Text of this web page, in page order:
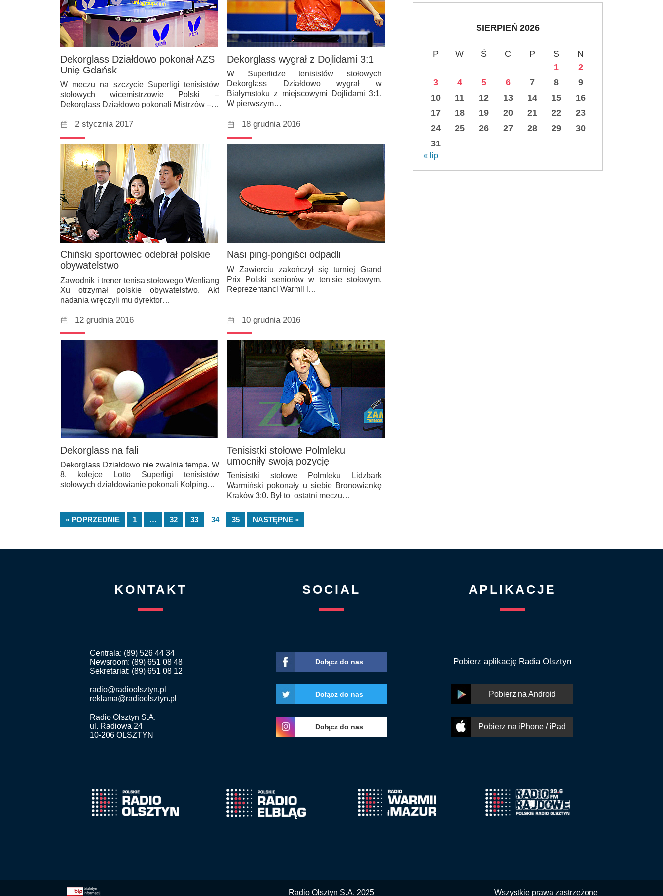
Dekorglass Działdowo pokonał AZS
Unię Gdańsk
W meczu na szczycie Superligi tenisistów
stołowych wicemistrzowie Polski –
Dekorglass Działdowo pokonali Mistrzów –…
Dekorglass wygrał z Dojlidami 3:1
W Superlidze tenisistów stołowych
Dekorglass Działdowo wygrał w
Białymstoku z miejscowymi Dojlidami 3:1.
W pierwszym…
2 stycznia 2017
Chiński sportowiec odebrał polskie
obywatelstwo
Zawodnik i trener tenisa stołowego Wenliang
Xu otrzymał polskie obywatelstwo. Akt
nadania wręczyli mu dyrektor…
18 grudnia 2016
Nasi ping-pongiści odpadli
W Zawierciu zakończył się turniej Grand
Prix Polski seniorów w tenisie stołowym.
Reprezentanci Warmii i…
12 grudnia 2016
Dekorglass na fali
Dekorglass Działdowo nie zwalnia tempa. W
8. kolejce Lotto Superligi tenisistów
stołowych działdowianie pokonali Kolping…
10 grudnia 2016
Tenisistki stołowe Polmleku
umocniły swoją pozycję
Tenisistki stołowe Polmleku Lidzbark
Warmiński pokonały u siebie Bronowiankę
Kraków 3:0. Był to ostatni meczu…
« POPRZEDNIE 1 … 32 33 34 35 NASTĘPNE »
SIERPIEŃ 2026
P W Ś C P S
N
1
2
3
4 5 6 7 8
9
10
11 12 13 14 15
16
17
18 19 20 21 22
23
24
25 26 27 28 29
30
31
« lip
KONTAKT
Centrala: (89) 526 44 34
Newsroom: (89) 651 08 48
Sekretariat: (89) 651 08 12
radio@radioolsztyn.pl
reklama@radioolsztyn.pl
Radio Olsztyn S.A.
ul. Radiowa 24
10-206 OLSZTYN
SOCIAL
Dołącz do nas
Dołącz do nas
Dołącz do nas
APLIKACJE
Pobierz aplikację Radia Olsztyn
Pobierz na Android
Pobierz na iPhone / iPad
Radio Olsztyn S.A. 2025 Wszystkie prawa zastrzeżone